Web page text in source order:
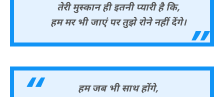
तेरी मुस्कान ही इतनी प्यारी है कि,
हम मर भी जाएं पर तुझे रोने नहीं देंगे।
हम जब भी साथ होंगे,